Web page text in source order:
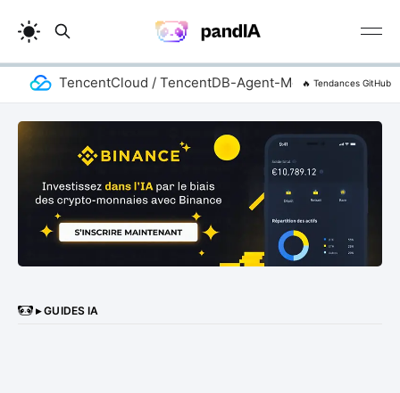
TencentCloud / TencentDB-Agent-Memory🔥 Tendances GitHub
▸ GUIDES IA